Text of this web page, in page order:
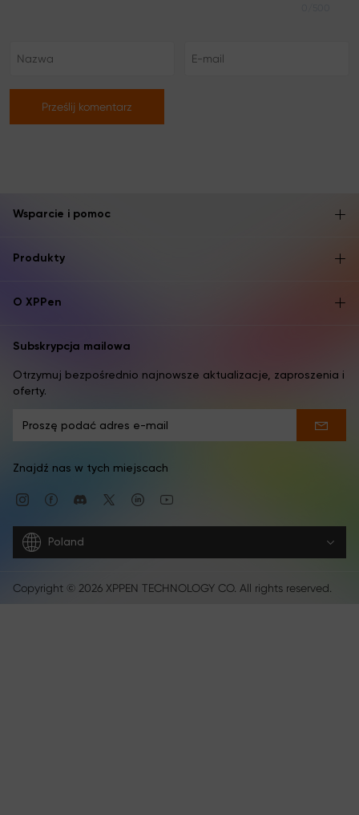
Prześlij komentarz
Wsparcie i pomoc
Produkty
O XPPen
Subskrypcja mailowa
Otrzymuj bezpośrednio najnowsze aktualizacje, zaproszenia i
oferty.
Znajdź nas w tych miejscach
Poland
Copyright © 2026 XPPEN TECHNOLOGY CO. All rights reserved.